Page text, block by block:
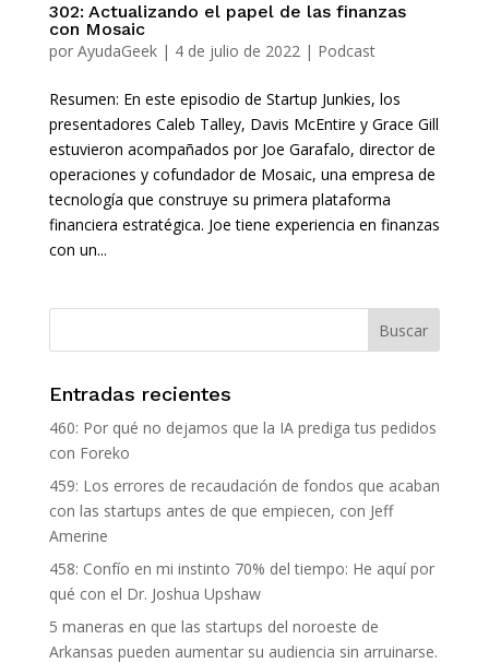
302: Actualizando el papel de las finanzas
con Mosaic
por AyudaGeek| 4 de julio de 2022| Podcast
Resumen: En este episodio de Startup Junkies, los
presentadores Caleb Talley, Davis McEntire y Grace Gill
estuvieron acompañados por Joe Garafalo, director de
operaciones y cofundador de Mosaic, una empresa de
tecnología que construye su primera plataforma
financiera estratégica. Joe tiene experiencia en finanzas
con un...
Entradas recientes
460: Por qué no dejamos que la IA prediga tus pedidos
con Foreko
459: Los errores de recaudación de fondos que acaban
con las startups antes de que empiecen, con Jeff
Amerine
458: Confío en mi instinto 70% del tiempo: He aquí por
qué con el Dr. Joshua Upshaw
5 maneras en que las startups del noroeste de
Arkansas pueden aumentar su audiencia sin arruinarse.